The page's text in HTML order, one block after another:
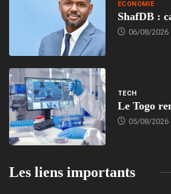
ECONOMIE
ShafDB :
06/08/2026
TECH
Le Togo
05/08/2026
Les liens importants